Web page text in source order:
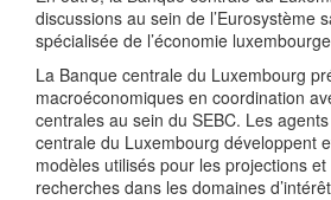
discussions au sein de l’Eurosystème
spécialisée de l’économie
La Banque centrale du Luxembourg
macroéconomiques en coordination
centrales au sein du SEBC. Les
centrale du Luxembourg développent
modèles utilisés pour les projections
recherches dans les domaines